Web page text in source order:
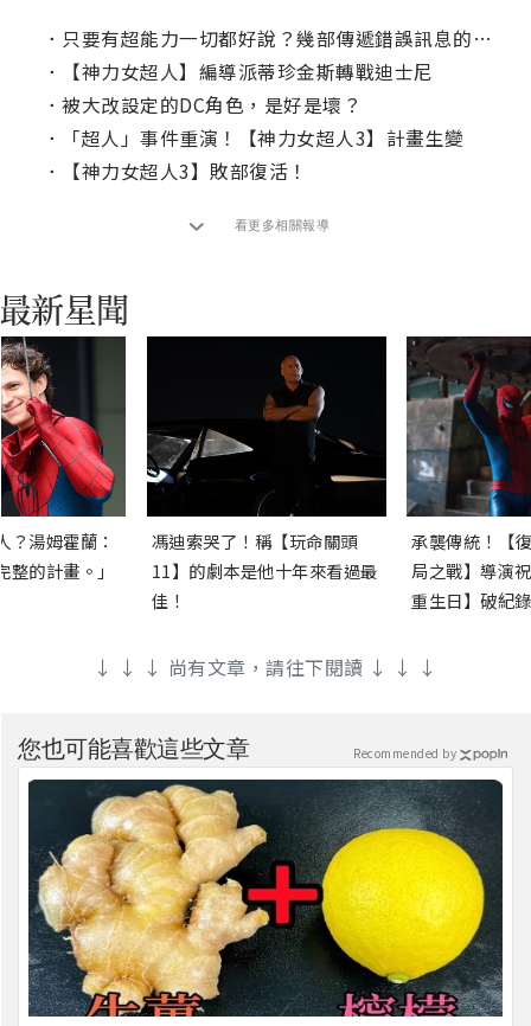
． 只要有超能力一切都好說？幾部傳遞錯誤訊息的漫改電影
．
【神力女超人】編導派蒂珍金斯轉戰迪士尼
． 被大改設定的DC角色，是好是壞？
．
「超人」事件重演！【神力女超人3】計畫生變
．
【神力女超人3】敗部復活！
看更多相關報導
？湯姆霍蘭：
的計畫。」
馮迪索哭了！稱【玩命關頭
11】的劇本是他十年來看過最
佳！
承襲傳統！【
局之戰】導演
重生日】破紀
↓ ↓ ↓ 尚有文章，請往下閱讀 ↓ ↓ ↓
您也可能喜歡這些文章 Recommended by